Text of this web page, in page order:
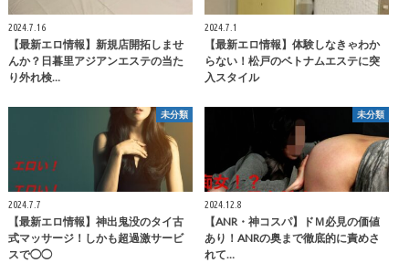
2024.7.16
【最新エロ情報】新規店開拓しませ
んか？日暮里アジアンエステの当た
り外れ検…
2024.7.1
【最新エロ情報】体験しなきゃわか
らない！松戸のベトナムエステに突
入スタイル
未分類
2024.7.7
【最新エロ情報】神出鬼没のタイ古
式マッサージ！しかも超過激サービ
スで◯◯
未分類
2024.12.8
【ANR・神コスパ】ドＭ必見の価値
あり！ANRの奥まで徹底的に責めさ
れて…